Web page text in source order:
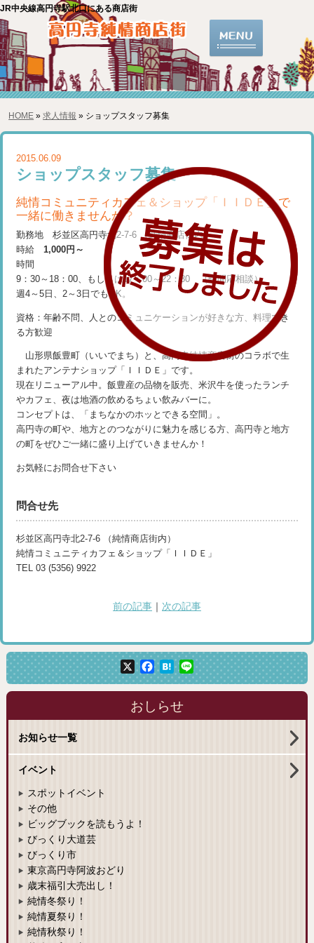
JR中央線高円寺駅北口にある商店街
HOME »求人情報 » ショップスタッフ募集
2015.06.09
ショップスタッフ募集
純情コミュニティカフェ＆ショップ「ＩＩＤＥ」で
一緒に働きませんか？
勤務地 杉並区高円寺北2-7-6 （純情商店街内）
時給1,000円～
時間
9：30～18：00、もしくは17：00～22：30 （時間応相談）
週4～5日、2～3日でもOK。
資格：年齢不問、人とのコミュニケーションが好きな方、料理でき
る方歓迎
山形県飯豊町（いいでまち）と、高円寺純情商店街のコラボで生
まれたアンテナショップ「ＩＩＤＥ」です。
現在リニューアル中。飯豊産の品物を販売、米沢牛を使ったランチ
やカフェ、夜は地酒の飲めるちょい飲みバーに。
コンセプトは、「まちなかのホッとできる空間」。
高円寺の町や、地方とのつながりに魅力を感じる方、高円寺と地方
の町をぜひご一緒に盛り上げていきませんか！
お気軽にお問合せ下さい
問合せ先
杉並区高円寺北2-7-6 （純情商店街内）
純情コミュニティカフェ＆ショップ「ＩＩＤＥ」
TEL 03 (5356) 9922
前の記事 ｜ 次の記事
X Facebook
Hatena
Line
おしらせ
お知らせ一覧
イベント
スポットイベント
その他
ビッグブックを読もうよ！
びっくり大道芸
びっくり市
東京高円寺阿波おどり
歳末福引大売出し！
純情冬祭り！
純情夏祭り！
純情秋祭り！